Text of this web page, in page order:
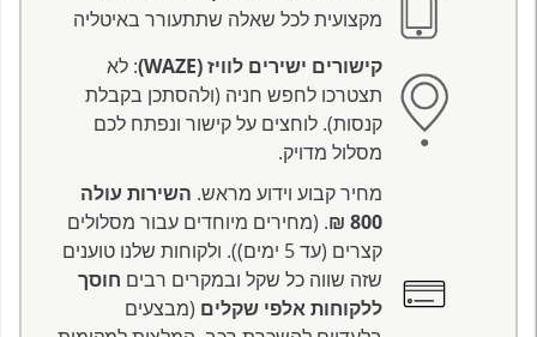
מקצועית לכל שאלה שתתעורר באיטליה
קישורים ישירים לוויז (WAZE)
: לא
תצטרכו לחפש חניה (ולהסתכן בקבלת
קנסות). לוחצים על קישור ונפתח לכם
מסלול מדויק.
מחיר קבוע וידוע מראש. השירות עולה
800 ₪
. (מחירים מיוחדים עבור מסלולים
קצרים (עד 5 ימים)). ולקוחות שלנו טוענים
שזה שווה כל שקל ובמקרים רבים חוסך
ללקוחות אלפי שקלים (מבצעים